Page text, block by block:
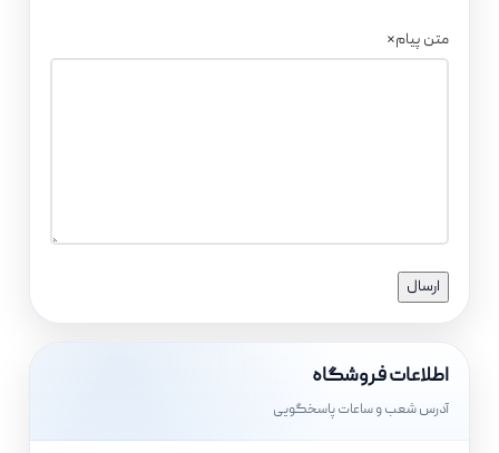
متن پیام*
اطلاعات فروشگاه
آدرس شعب و ساعات پاسخگویی